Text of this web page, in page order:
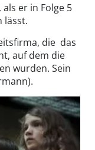
er in Folge 5
lässt.
die das
auf dem die
wurden. Sein